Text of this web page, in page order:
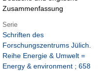
Zusammenfassung
Serie
Schriften des
Forschungszentrums Jülich.
Reihe Energie & Umwelt =
Energy & environment ; 658